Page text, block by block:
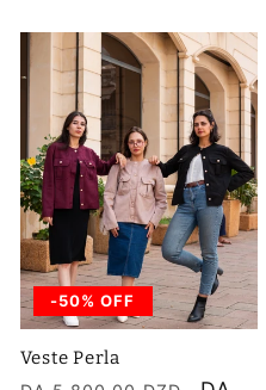
-50% OFF
Veste Perla